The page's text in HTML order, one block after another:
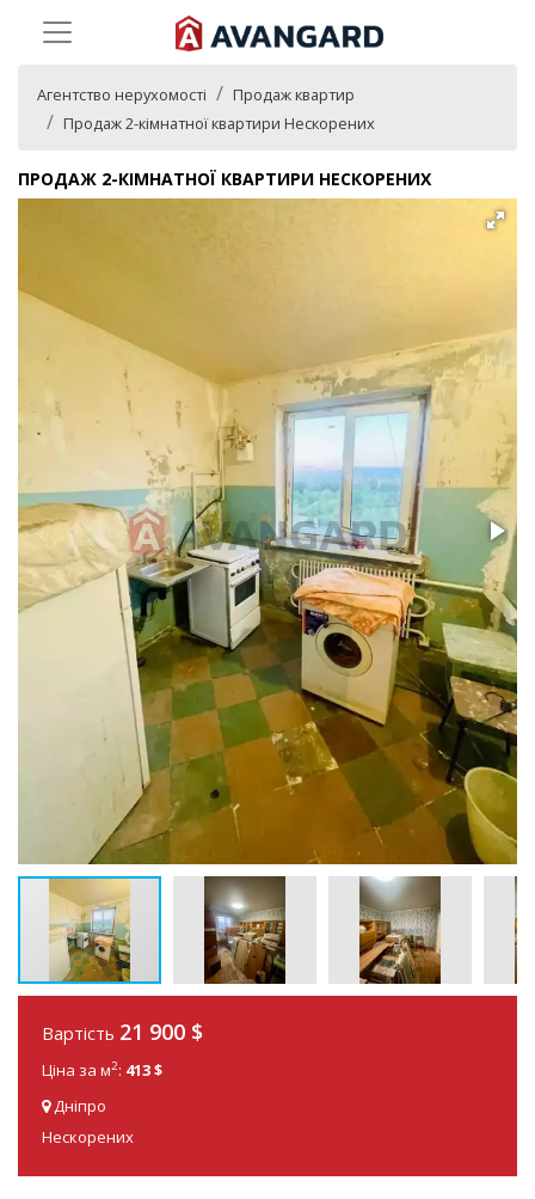
Агентство нерухомості
Продаж квартир
Продаж 2-кімнатної квартири Нескорених
ПРОДАЖ 2-КІМНАТНОЇ КВАРТИРИ НЕСКОРЕНИХ
Вартість 21 900 $
Ціна за м2: 413 $
Дніпро
Нескорених